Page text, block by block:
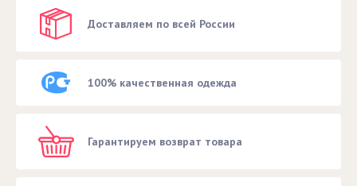
Доставляем по всей России
100% качественная одежда
Гарантируем возврат товара